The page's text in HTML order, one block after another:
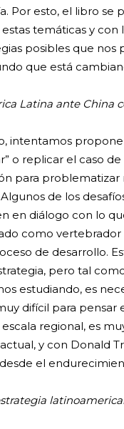
Por esto, el libro se
temáticas y
posibles que
que está
Latina ante China
intentamos
o replicar el caso
para
de los
en diálogo con lo
como
de desarrollo.
pero tal
estudiando, es
difícil para pensar
regional, es
y con Donald
el